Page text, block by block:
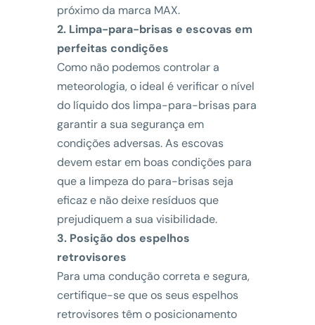
próximo da marca MAX.
2. Limpa-para-brisas e escovas em
perfeitas condições
Como não podemos controlar a
meteorologia, o ideal é verificar o nível
do líquido dos limpa-para-brisas para
garantir a sua segurança em
condições adversas. As escovas
devem estar em boas condições para
que a limpeza do para-brisas seja
eficaz e não deixe resíduos que
prejudiquem a sua visibilidade.
3. Posição dos espelhos
retrovisores
Para uma condução correta e segura,
certifique-se que os seus espelhos
retrovisores têm o posicionamento